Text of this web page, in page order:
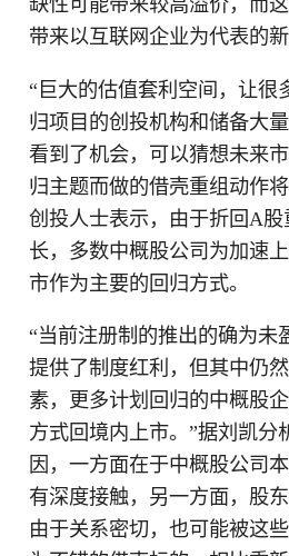
缺性可能带来较高溢价，而
带来以互联网企业为代表的
“巨大的估值套利空间，让很
归项目的创投机构和储备大
看到了机会，可以猜想未来
归主题而做的借壳重组动作
创投人士表示，由于折回A
长，多数中概股公司为加速
市作为主要的回归方式。
“当前注册制的推出的确为未
提供了制度红利，但其中仍
素，更多计划回归的中概股
方式回境内上市。”据刘凯分
因，一方面在于中概股公司
有深度接触，另一方面，股
由于关系密切，也可能被这